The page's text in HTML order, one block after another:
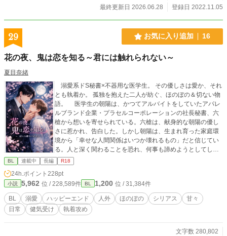
最終更新日 2026.06.28
登録日 2022.11.05
29 お気に入り追加 16
花の夜、鬼は恋を知る～君には触れられない～
夏目奈緒
溺愛系ドS秘書×不器用な医学生。 その優しさは愛か、それ
とも執着か。 孤独を抱えた二人が紡ぐ、ほのぼの＆切ない物
語。 医学生の朝陽は、かつてアルバイトをしていたアパレ
ルブランド企業・プラセルコーポレーションの社長秘書、六
槍から想いを寄せられている。六槍は、献身的な朝陽の優し
さに惹かれ、告白した。しかし朝陽は、生まれ育った家庭環
境から「幸せな人間関係はいつか壊れるもの」だと信じてい
る。人と深く関わることを恐れ、何事も諦めようとしてしま
う朝陽は、六槍の気持ちを受け止められずにいた。 そんな
六槍には秘密があった。クレアという星に祖先を持つ「レ
プ」という種族の末裔であり、人間のエネルギーを取り込ま
なければ生きていけない存在だった。かつては「鬼」と呼ば
れたこともあるという。その秘密を打ち明けられた朝陽は、
六槍に信頼されたことを喜び、彼の特別な友人になれたと思
っていた。 一方、朝陽自身も大きな問題を抱えていた。親
がないことが判明したのだ。本当の父親である谷本から面会
BL 連載中 長編 R18
24h.ポイント 228pt
小説 5,962 位 / 228,589件 BL 1,200 位 / 31,384件
BL 溺愛 ハッピーエンド 人外 ほのぼの シリアス
甘々
日常
健気受け 執着攻め
文字数 280,802